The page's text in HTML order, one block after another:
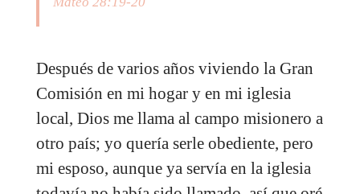
Después de varios años viviendo la Gran
Comisión en mi hogar y en mi iglesia
local, Dios me llama al campo misionero a
otro país; yo quería serle obediente, pero
mi esposo, aunque ya servía en la iglesia